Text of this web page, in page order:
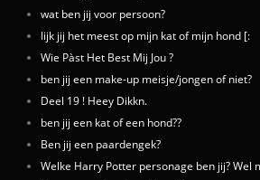
wat ben jij voor persoon?
lijk jij het meest op mijn kat of mijn hond [:
Wie Pàst Het Best Mij Jou ?
ben jij een make-up meisje/jongen of niet?
Deel 19 ! Heey Dikkn.
ben jij een kat of een hond??
Ben jij een paardengek?
Welke Harry Potter personage ben jij? Wel